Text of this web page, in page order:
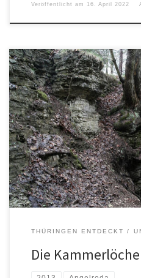
Veröffentlicht am 16. April 2022
THÜRINGEN ENTDECKT
Die